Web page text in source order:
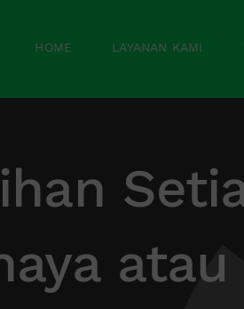
HOME LAYANAN KAMI